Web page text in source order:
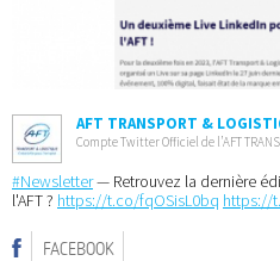
AFT TRANSPORT &
Compte Twitter Officiel de l’AFT
#Newsletter— Retrouvez la dernière
l'AFT ? https://t.co/fqOSisL0bq https://
FACEBOOK